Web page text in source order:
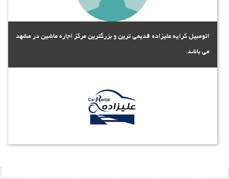
اتومبیل کرایه علیزاده قدیمی ترین و بزرگترین مرکز اجاره ماشین در مشهد
می باشد.